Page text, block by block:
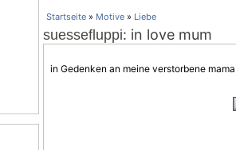
Startseite » Motive » Liebe
suessefluppi: in love mum
in Gedenken an meine verstorbene mama